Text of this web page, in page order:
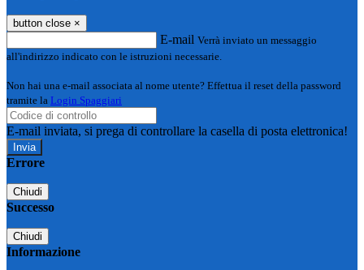
button close ×
E-mail Verrà inviato un messaggio
all'indirizzo indicato con le istruzioni necessarie.
Non hai una e-mail associata al nome utente? Effettua il reset della password
tramite la Login Spaggiari
E-mail inviata, si prega di controllare la casella di posta elettronica!
Errore
Chiudi
Successo
Chiudi
Informazione